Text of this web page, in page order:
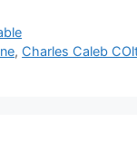
, Charles Caleb